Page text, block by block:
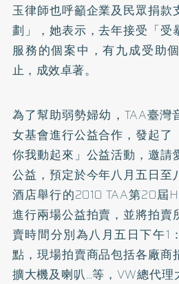
玉律師也呼籲企業及民眾捐款
劃」，她表示，去年接受「受
服務的個案中，有九成受助
止，成效卓著。
為了幫助弱勢婦幼，TAA臺灣
女基會進行公益合作，發起了
你我動起來」公益活動，邀請
公益，預定於今年八月五日至
酒店舉行的2010 TAA第20屆
進行兩場公益拍賣，並將拍賣
賣時間分別為八月五日下午1
點，現場拍賣商品包括各廠商
擴大機及喇叭…等，VW總代